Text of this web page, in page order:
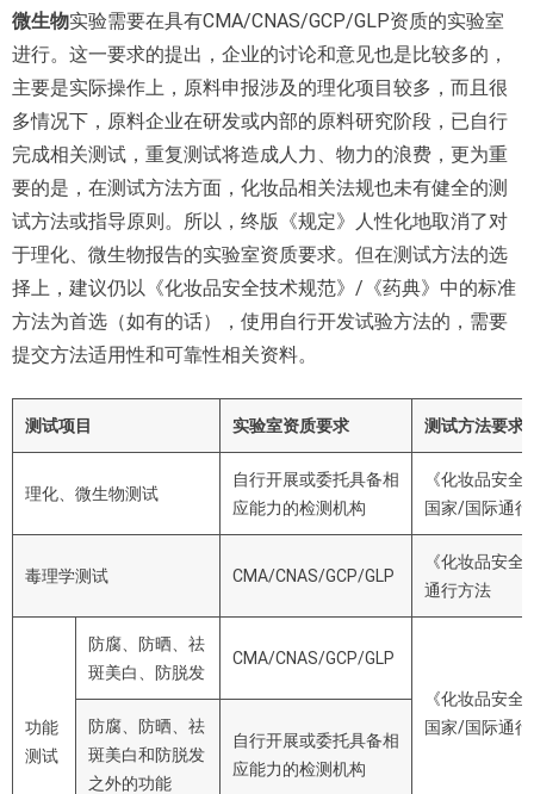
微生物实验需要在具有CMA/CNAS/GCP/GLP资质的实验室
进行。这一要求的提出，企业的讨论和意见也是比较多的，
主要是实际操作上，原料申报涉及的理化项目较多，而且很
多情况下，原料企业在研发或内部的原料研究阶段，已自行
完成相关测试，重复测试将造成人力、物力的浪费，更为重
要的是，在测试方法方面，化妆品相关法规也未有健全的测
试方法或指导原则。所以，终版《规定》人性化地取消了对
于理化、微生物报告的实验室资质要求。但在测试方法的选
择上，建议仍以《化妆品安全技术规范》/《药典》中的标准
方法为首选（如有的话），使用自行开发试验方法的，需要
提交方法适用性和可靠性相关资料。
测试项目 实验室资质要求 测试方法要求
理化、微生物测试
自行开展或委托具备相
应能力的检测机构
《化妆品安
国家/国际通
毒理学测试 CMA/CNAS/GCP/GLP
《化妆品安
通行方法
功能
测试
防腐、防晒、祛
斑美白、防脱发
CMA/CNAS/GCP/GLP
《化妆品安
国家/国际通
防腐、防晒、祛
斑美白和防脱发
之外的功能
自行开展或委托具备相
应能力的检测机构